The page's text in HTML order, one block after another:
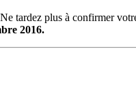
tardez plus à confirmer
2016.